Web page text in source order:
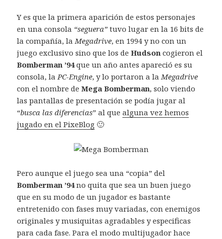
Y es que la primera aparición de estos personajes
en una consola “seguera” tuvo lugar en la 16 bits de
la compañía, laMegadrive, en 1994 y no con un
juego exclusivo sino que los deHudson cogieron el
Bomberman ’94que un año antes apareció es su
consola, laPC-Engine, y lo portaron a laMegadrive
con el nombre deMega Bomberman, solo viendo
las pantallas de presentación se podía jugar al
“busca las diferencias” al quealguna vez hemos
jugado en el PixeBlog 🙂
Pero aunque el juego sea una “copia” del
Bomberman ’94no quita que sea un buen juego
que en su modo de un jugador es bastante
entretenido con fases muy variadas, con enemigos
originales y musiquitas agradables y especificas
para cada fase. Para el modo multijugador hace